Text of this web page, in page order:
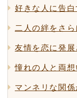
好きな人に告
二人の絆をさ
友情を恋に発
憧れの人と両
マンネリな関